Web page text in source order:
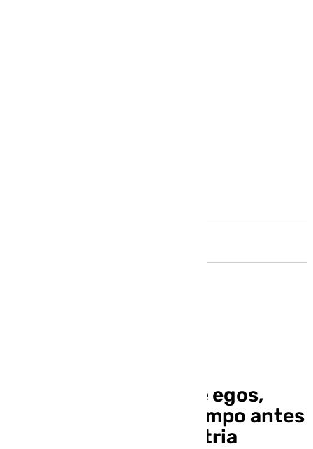
De la Fuente habla de egos,
lesiones y falta de tiempo antes
de enfrentarse a Austria